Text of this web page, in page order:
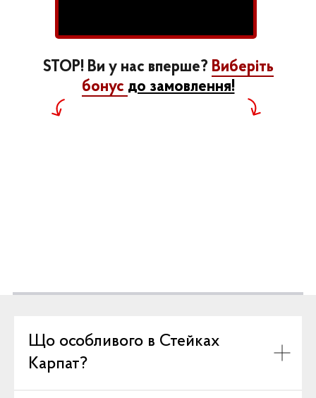
STOP! Ви у нас вперше? Виберіть
бонус до замовлення!
Що особливого в Стейках
Карпат?